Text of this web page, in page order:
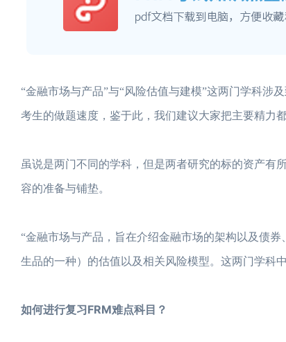
“金融市场与产品”与“风险估值与建模”这两门学科涉
考生的做题速度，鉴于此，我们建议大家把主要精力
虽说是两门不同的学科，但是两者研究的标的资产有
容的准备与铺垫。
“金融市场与产品，旨在介绍金融市场的架构以及债
生品的一种）的估值以及相关风险模型。这两门学科
如何进行复习FRM难点科目？